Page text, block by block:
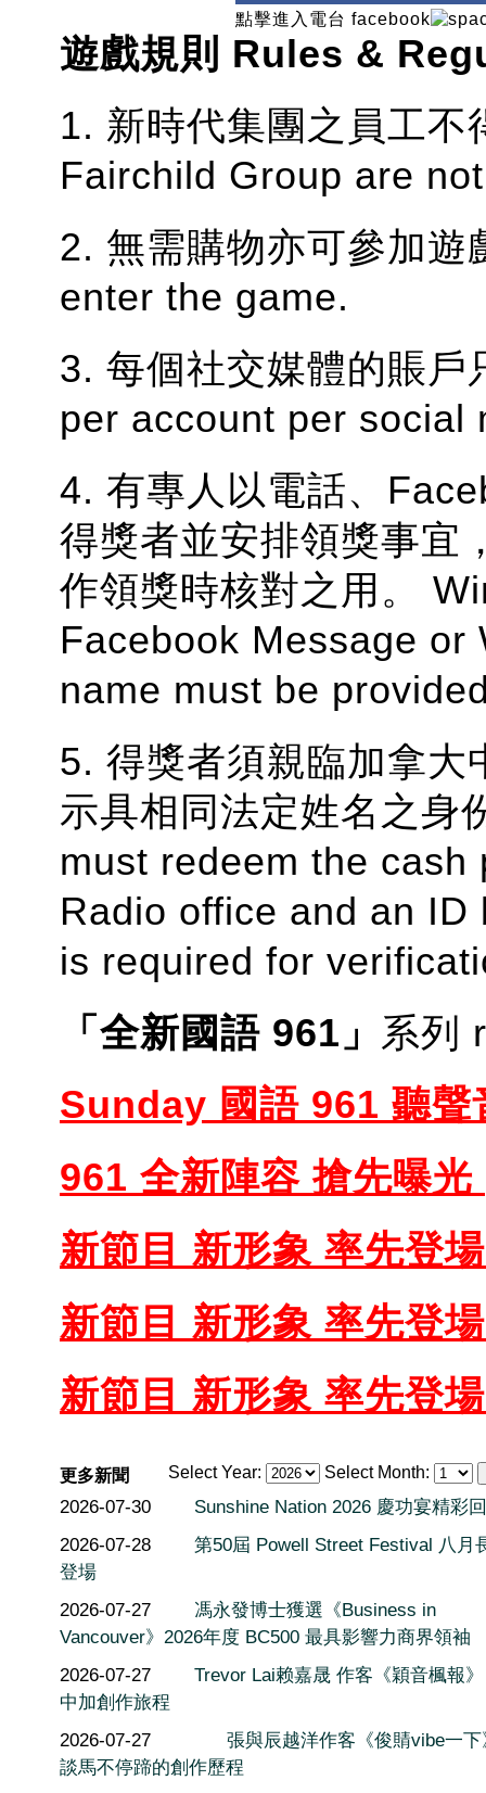
點擊進入電台 facebook
遊戲規則 Rules &
1. 新時代集團之員工
Fairchild Group are
2. 無需購物亦可參加
enter the game.
3. 每個社交媒體的賬
per account per social
4. 有專人以電話、
得獎者並安排領獎事宜
作領獎時核對之用。
Facebook Message
name must be
5. 得獎者須親臨加拿大
示具相同法定姓名之身
must redeem the
Radio office and an
is required for
「全新國語 961」 系列
Sunday 國語 961 聽聲
961 全新陣容 搶先曝光
新節目 新形象 率先登
新節目 新形象 率先登
新節目 新形象 率先登
Select Year: Select Month:
更多新聞
2026-07-30
Sunshine Nation 2026 慶功宴精彩
2026-07-28
第50屆 Powell Street Festival 八月
登場
2026-07-27
馮永發博士獲選《Business in
Vancouver》2026年度 BC500 最具影響力商界領袖
2026-07-27
Trevor Lai赖嘉晟 作客《穎音楓報
中加創作旅程
2026-07-27
張與辰越洋作客《俊䝼vibe一下
談馬不停蹄的創作歷程